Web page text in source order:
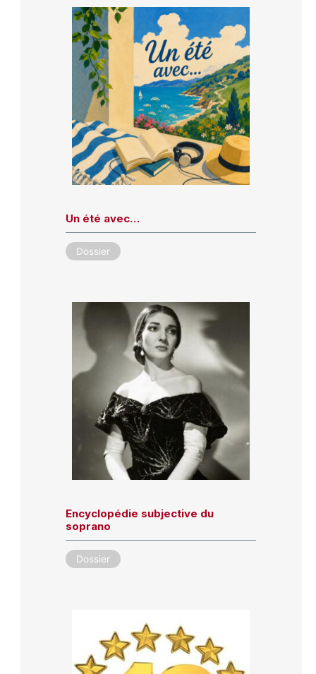
Un été avec…
Dossier
Encyclopédie subjective du
soprano
Dossier